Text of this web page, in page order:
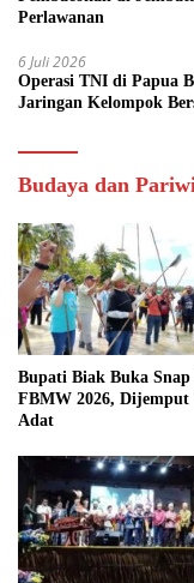
Perlawanan
6 Juli 2026
Operasi TNI di Papua
Jaringan Kelompok
Budaya dan
Bupati Biak Buka
FBMW 2026, Dijemput
Adat